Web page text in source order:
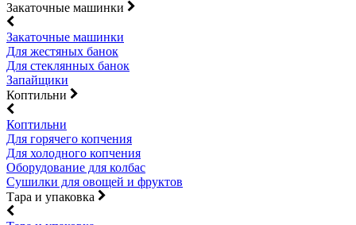
Закаточные машинки
Закаточные машинки
Для жестяных банок
Для стеклянных банок
Запайщики
Коптильни
Коптильни
Для горячего копчения
Для холодного копчения
Оборудование для колбас
Сушилки для овощей и фруктов
Тара и упаковка